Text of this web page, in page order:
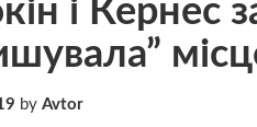
і Кернес
by Avtor